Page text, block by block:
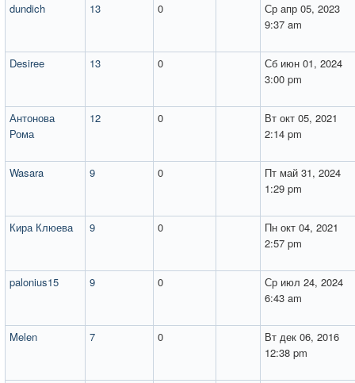
dundich 13 0
Ср апр 05, 2023
9:37 am
Desiree 13 0
Сб июн 01, 2024
3:00 pm
Антонова
Рома
12 0
Вт окт 05, 2021
2:14 pm
Wasara 9 0
Пт май 31, 2024
1:29 pm
Кира Клюева 9 0
Пн окт 04, 2021
2:57 pm
palonius15 9 0
Ср июл 24, 2024
6:43 am
Melen 7 0
Вт дек 06, 2016
12:38 pm